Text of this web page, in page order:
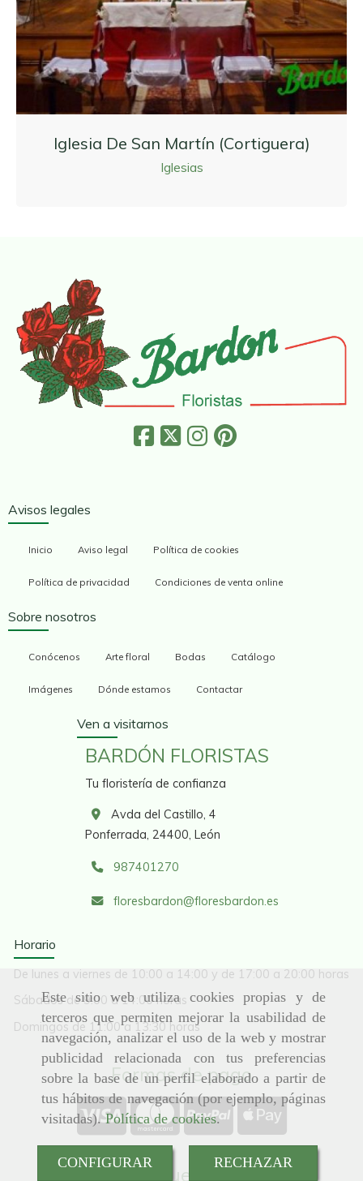
Este sitio web utiliza cookies propias y de
terceros que permiten mejorar la usabilidad de
navegación, analizar el uso de la web y mostrar
publicidad relacionada con tus preferencias
sobre la base de un perfil elaborado a partir de
tus hábitos de navegación (por ejemplo, páginas
visitadas).Política de cookies.
CONFIGURAR RECHAZAR
Iglesia De San Martín (Cortiguera)
Iglesias
Avisos legales
Inicio Aviso legal Política de cookies
Política de privacidad Condiciones de venta online
Sobre nosotros
Conócenos Arte floral Bodas Catálogo
Imágenes Dónde estamos Contactar
Ven a visitarnos
BARDÓN FLORISTAS
Tu floristería de confianza
Avda del Castillo, 4
Ponferrada, 24400, León
987401270
floresbardon floresbardon.es
Horario
De lunes a viernes de 10:00 a 14:00 y de 17:00 a 20:00 horas
Sábados de 9:00 a 14:00 horas
Domingos de 11:00 a 13:30 horas
Formas de pago
Síguenos